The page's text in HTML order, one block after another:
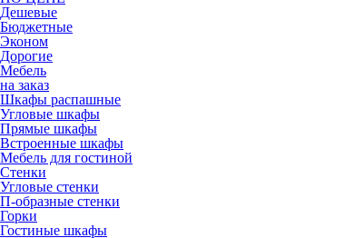
Дешевые
Бюджетные
Эконом
Дорогие
Мебель
на заказ
Шкафы распашные
Угловые шкафы
Прямые шкафы
Встроенные шкафы
Мебель для гостиной
Стенки
Угловые стенки
П-образные стенки
Горки
Гостиные шкафы